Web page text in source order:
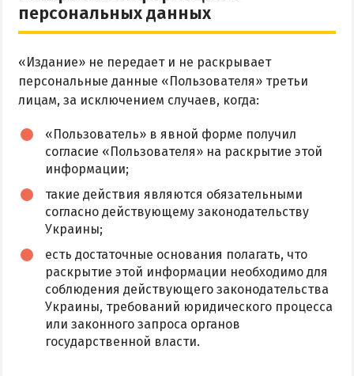
Приазовский природный парк
ПРОЕЗД
Маршрутки
РЕКОМЕНДАЦИИ ПО ВЫБОРУ ЖИЛЬЯ
Отдых с детьми
Отдых в мае и на майские
Отдых в сентябре
Отдых зимой и в межсезонье
Недорогой отдых
Отдых с бассейном
Отдых на первой линии
персональных данных
«Издание» не передает и не раскрывает
персональные данные «Пользователя» третьи
лицам, за исключением случаев, когда:
«Пользователь» в явной форме получил
согласие «Пользователя» на раскрытие этой
информации;
такие действия являются обязательными
согласно действующему законодательству
Украины;
есть достаточные основания полагать, что
раскрытие этой информации необходимо для
соблюдения действующего законодательства
Украины, требований юридического процесса
или законного запроса органов
государственной власти.